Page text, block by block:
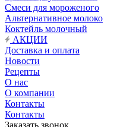
Смеси для мороженого
Альтернативное молоко
Коктейль молочный
АКЦИИ
Доставка и оплата
Новости
Рецепты
О нас
О компании
Контакты
Контакты
Заказать звонок